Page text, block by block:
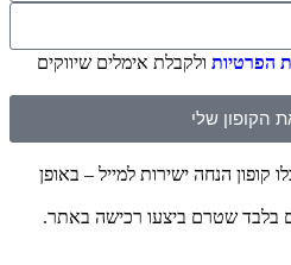
הפרטיות ולקבלת אימלים שיווקים
הקופון שלי
קופון הנחה ישירות למייל – באופן
בלבד שטרם ביצעו רכישה באתר.